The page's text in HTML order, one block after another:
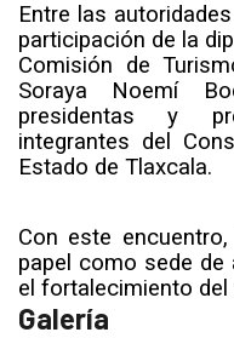
Entre las
participación de la
Comisión de
Soraya Noemí
presidentas y
integrantes del
Estado de Tlaxcala.
Con este
papel como sede de
el fortalecimiento
Galería